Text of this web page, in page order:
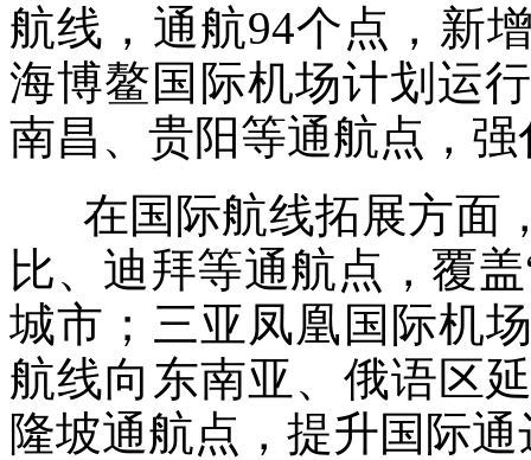
航线，通航94个点，新
海博鳌国际机场计划运
南昌、贵阳等通航点，
在国际航线拓展方面
比、迪拜等通航点，覆
城市；三亚凤凰国际机
航线向东南亚、俄语区
隆坡通航点，提升国际